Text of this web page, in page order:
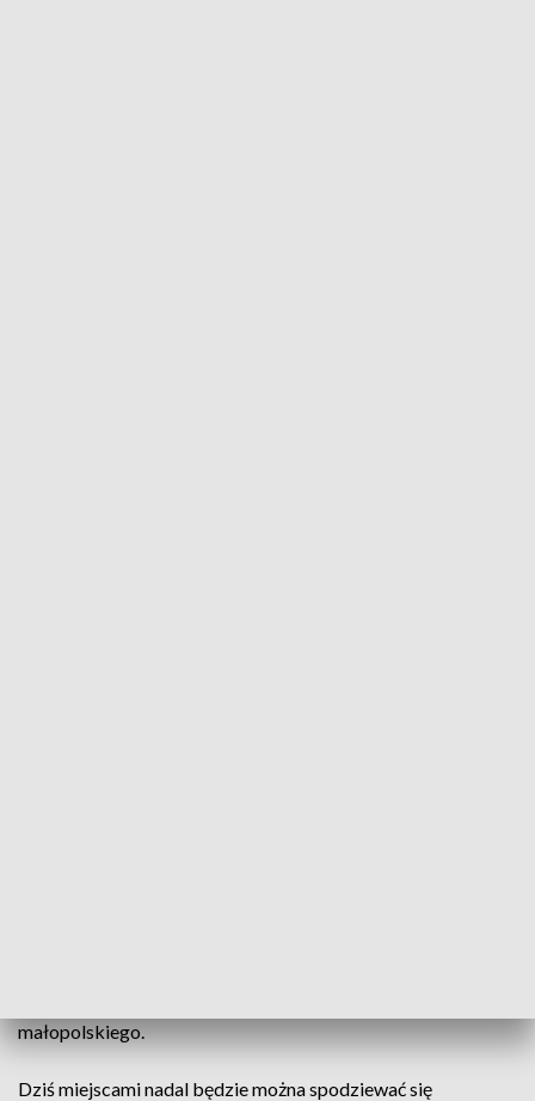
małopolskiego.
Dziś miejscami nadal będzie można spodziewać się